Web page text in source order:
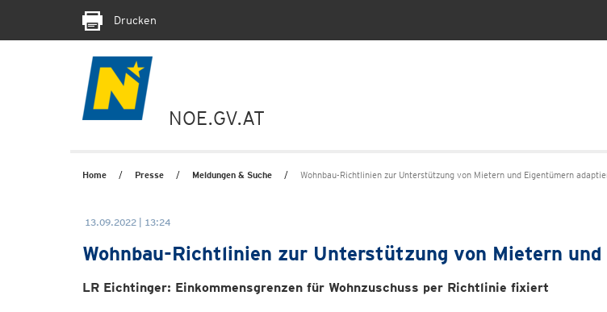
Drucken
NOE.GV.AT
Home Presse Meldungen & Suche Wohnbau-Richtlinien zur Unterstützung von Mietern und Eigentümern
13.09.2022 | 13:24
Wohnbau-Richtlinien zur Unterstützung von Mietern
LR Eichtinger: Einkommensgrenzen für Wohnzuschuss per Richtlinie fixiert